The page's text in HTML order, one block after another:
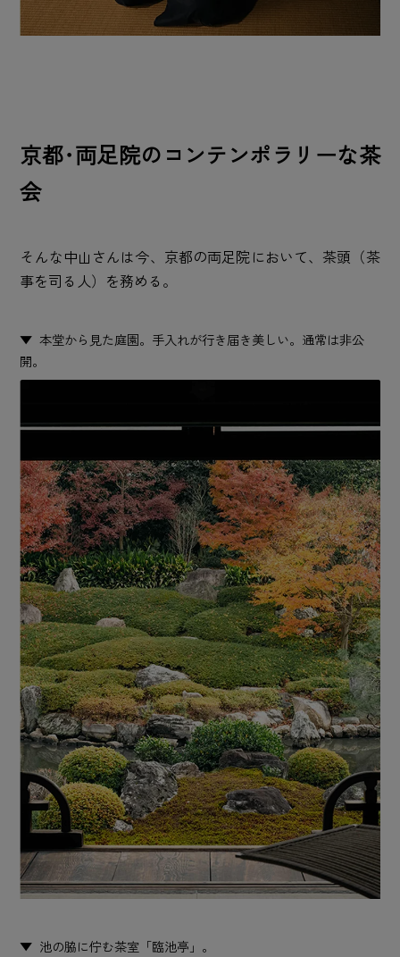
京都･両足院のコンテンポラリーな茶
会
そんな中山さんは今、京都の両足院において、茶頭（茶
事を司る人）を務める。
本堂から見た庭園。手入れが行き届き美しい。通常は非公
開。
池の脇に佇む茶室「臨池亭」。